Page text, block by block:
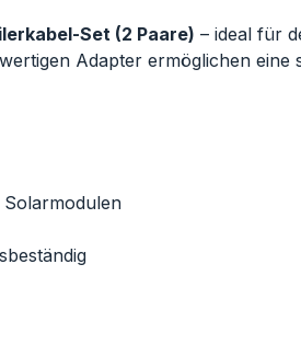
Set (2 Paare) – ideal für
Adapter ermöglichen eine